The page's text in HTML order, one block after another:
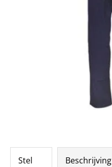
Stel
Beschrijving